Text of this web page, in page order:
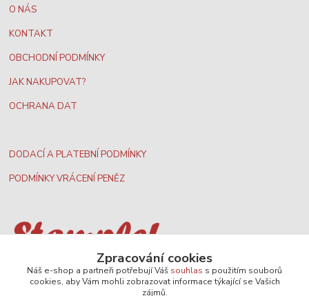
O NÁS
KONTAKT
OBCHODNÍ PODMÍNKY
JAK NAKUPOVAT?
OCHRANA DAT
DODACÍ A PLATEBNÍ PODMÍNKY
PODMÍNKY VRÁCENÍ PENĚZ
Nejširší velkoobchodní nabídka dvd filmůZpracování cookies
Náš e-shop a partneři potřebují Váš souhlas s použitím souborů
cookies, aby Vám mohli zobrazovat informace týkající se Vašich
zájmů.